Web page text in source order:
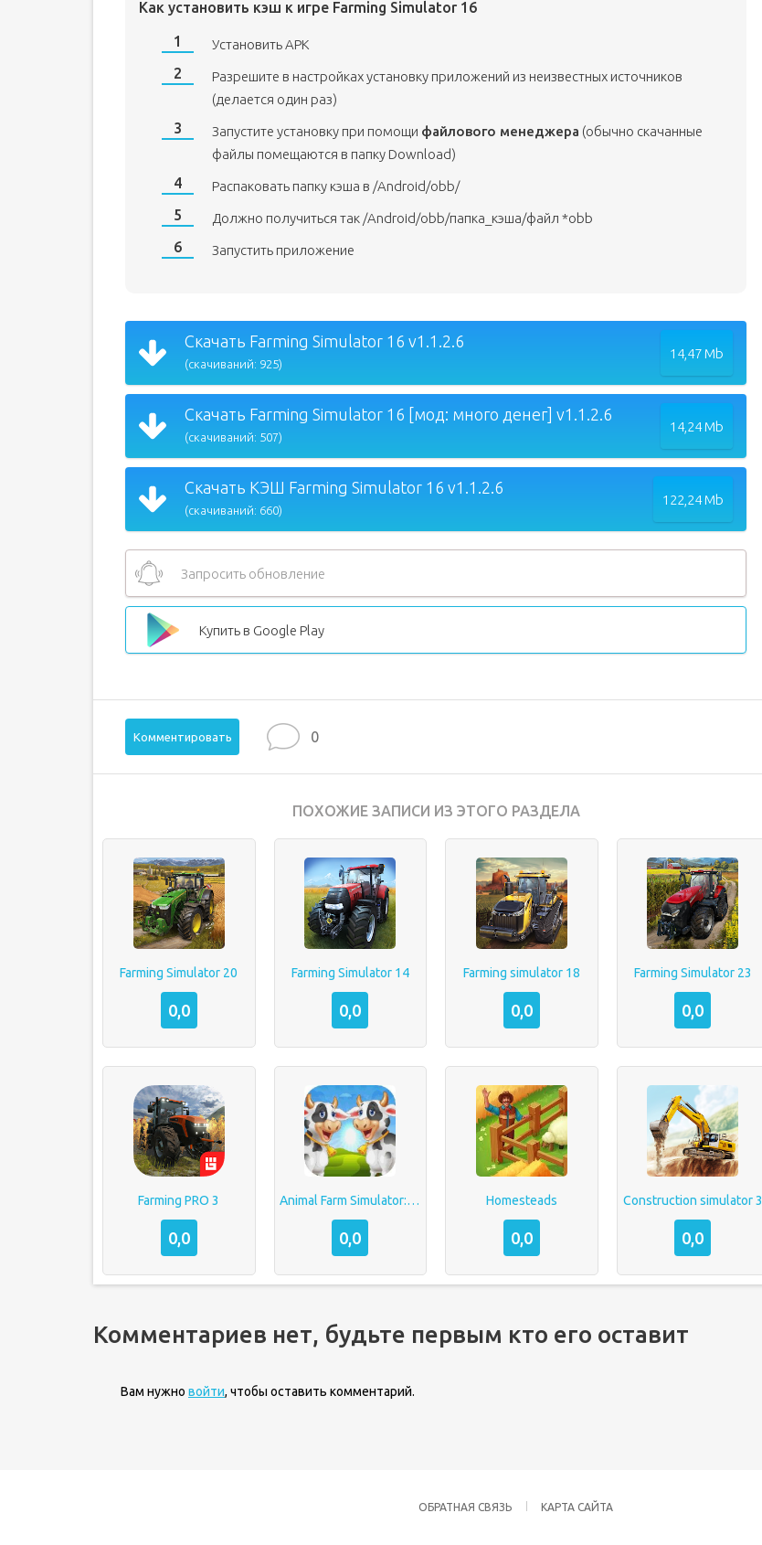
Как установить кэш к игре Farming Simulator 16
Установить APK
Разрешите в настройках установку приложений из неизвестных источников
(делается один раз)
Запустите установку при помощи файлового менеджера (обычно скачанные
файлы помещаются в папку Download)
Распаковать папку кэша в /Android/obb/
Должно получиться так /Android/obb/папка_кэша/файл *obb
Запустить приложение
Скачать Farming Simulator 16 v1.1.2.6
(скачиваний: 925)
14,47 Mb
Скачать Farming Simulator 16 [мод: много денег] v1.1.2.6
(скачиваний: 507)
14,24 Mb
Скачать КЭШ Farming Simulator 16 v1.1.2.6
(скачиваний: 660)
122,24 Mb
Запросить обновление
Купить в Google Play
Комментировать 0
ПОХОЖИЕ ЗАПИСИ ИЗ ЭТОГО РАЗДЕЛА
Farming Simulator 20
0,0
Farming Simulator 14
0,0
Farming simulator 18
0,0
Farming Simulator 23
0,0
Farming PRO 3
0,0
Animal Farm Simulator: Family Farming
0,0
Homesteads
0,0
Construction simulator 3
0,0
Комментариев нет, будьте первым кто его оставит
Вам нужно войти, чтобы оставить комментарий.
ОБРАТНАЯ СВЯЗЬ КАРТА САЙТА